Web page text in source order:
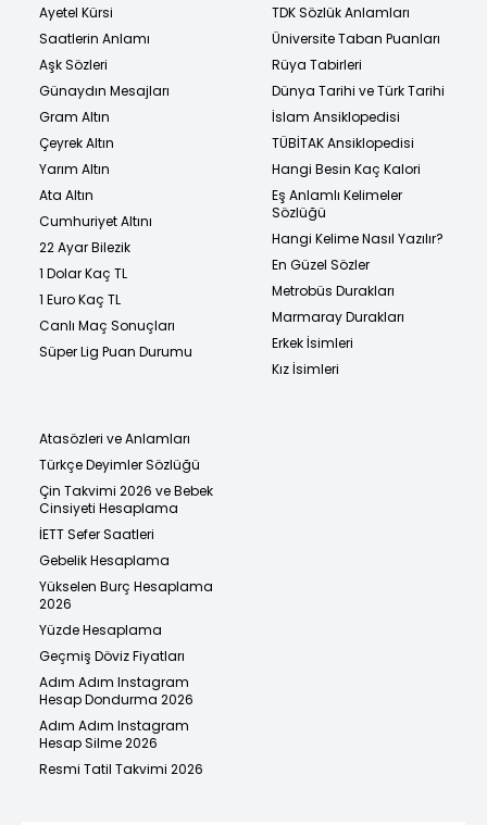
Ayetel Kürsi
Saatlerin Anlamı
Aşk Sözleri
Günaydın Mesajları
Gram Altın
Çeyrek Altın
Yarım Altın
Ata Altın
Cumhuriyet Altını
22 Ayar Bilezik
1 Dolar Kaç TL
1 Euro Kaç TL
Canlı Maç Sonuçları
Süper Lig Puan Durumu
TDK Sözlük Anlamları
Üniversite Taban Puanları
Rüya Tabirleri
Dünya Tarihi ve Türk Tarihi
İslam Ansiklopedisi
TÜBİTAK Ansiklopedisi
Hangi Besin Kaç Kalori
Eş Anlamlı Kelimeler
Sözlüğü
Hangi Kelime Nasıl Yazılır?
En Güzel Sözler
Metrobüs Durakları
Marmaray Durakları
Erkek İsimleri
Kız İsimleri
Atasözleri ve Anlamları
Türkçe Deyimler Sözlüğü
Çin Takvimi 2026 ve Bebek
Cinsiyeti Hesaplama
İETT Sefer Saatleri
Gebelik Hesaplama
Yükselen Burç Hesaplama
2026
Yüzde Hesaplama
Geçmiş Döviz Fiyatları
Adım Adım Instagram
Hesap Dondurma 2026
Adım Adım Instagram
Hesap Silme 2026
Resmi Tatil Takvimi 2026